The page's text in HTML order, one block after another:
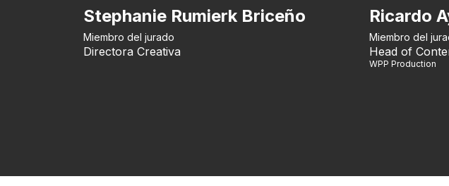
Stephanie Rumierk Briceño
Miembro del jurado
Directora Creativa
Ricardo
Miembro del
Head of
WPP Production